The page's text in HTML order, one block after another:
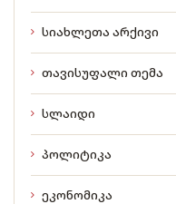
სიახლეთა არქივი
თავისუფალი თემა
სლაიდი
პოლიტიკა
ეკონომიკა